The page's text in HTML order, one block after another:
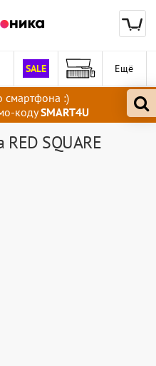
SALE Ещё
смартфона :)
кодуSMART4U
SQUARE